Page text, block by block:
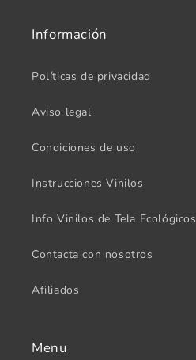
Información
Políticas de privacidad
Aviso legal
Condiciones de uso
Instrucciones Vinilos
Info Vinilos de Tela Ecológicos
Contacta con nosotros
Afiliados
Menu